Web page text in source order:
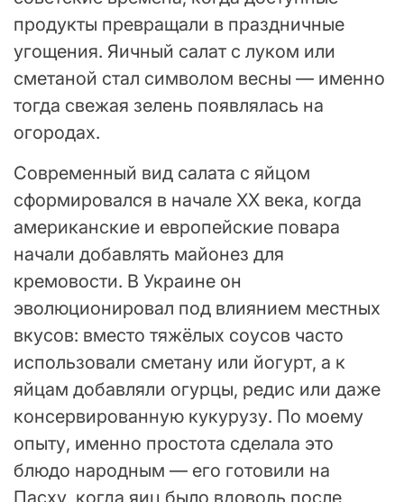
продукты превращали в праздничные
угощения. Яичный салат с луком или
сметаной стал символом весны — именно
тогда свежая зелень появлялась на
огородах.
Современный вид салата с яйцом
сформировался в начале XX века, когда
американские и европейские повара
начали добавлять майонез для
кремовости. В Украине он
эволюционировал под влиянием местных
вкусов: вместо тяжёлых соусов часто
использовали сметану или йогурт, а к
яйцам добавляли огурцы, редис или даже
консервированную кукурузу. По моему
опыту, именно простота сделала это
блюдо народным — его готовили на